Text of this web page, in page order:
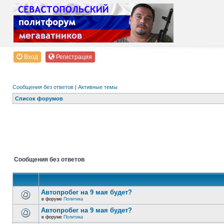
Вход Регистрация
Сообщения без ответов | Активные темы
Список форумов
Сообщения без ответов
Автопробег на 9 мая будет?
в форуме Политика
Автопробег на 9 мая будет?
в форуме Политика